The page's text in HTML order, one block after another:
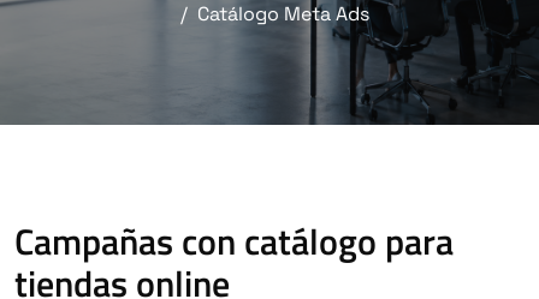
Catálogo Meta Ads
Campañas con catálogo para
tiendas online